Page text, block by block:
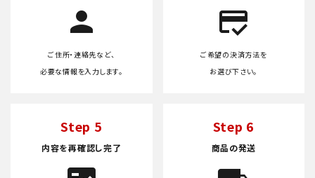
person
ご住所・連絡先など、
必要な情報を入力します。
credit_score
ご希望の決済方法を
お選び下さい。
Step 5
内容を再確認し完了
Step 6
商品の発送